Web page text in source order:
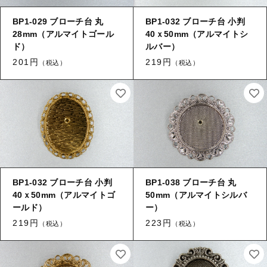
BP1-029 ブローチ台 丸
28mm（アルマイトゴール
ド）
201円
（税込）
BP1-032 ブローチ台 小判
40ｘ50mm（アルマイトシ
ルバー）
219円
（税込）
BP1-032 ブローチ台 小判
40ｘ50mm（アルマイトゴ
ールド）
219円
（税込）
BP1-038 ブローチ台 丸
50mm（アルマイトシルバ
ー）
223円
（税込）
【加工】 刻印
当社について
ご利用ガイド
オリジナル製作
銅板のデザイン提案
真鍮とは
ブログ
お問い合わせ
キャップ・エンドパーツ
≪チャーム≫
≪チャーム≫ 葉
≪チャーム≫ コイン
≪チャーム≫ 環付き
≪チャーム≫ 両環付き